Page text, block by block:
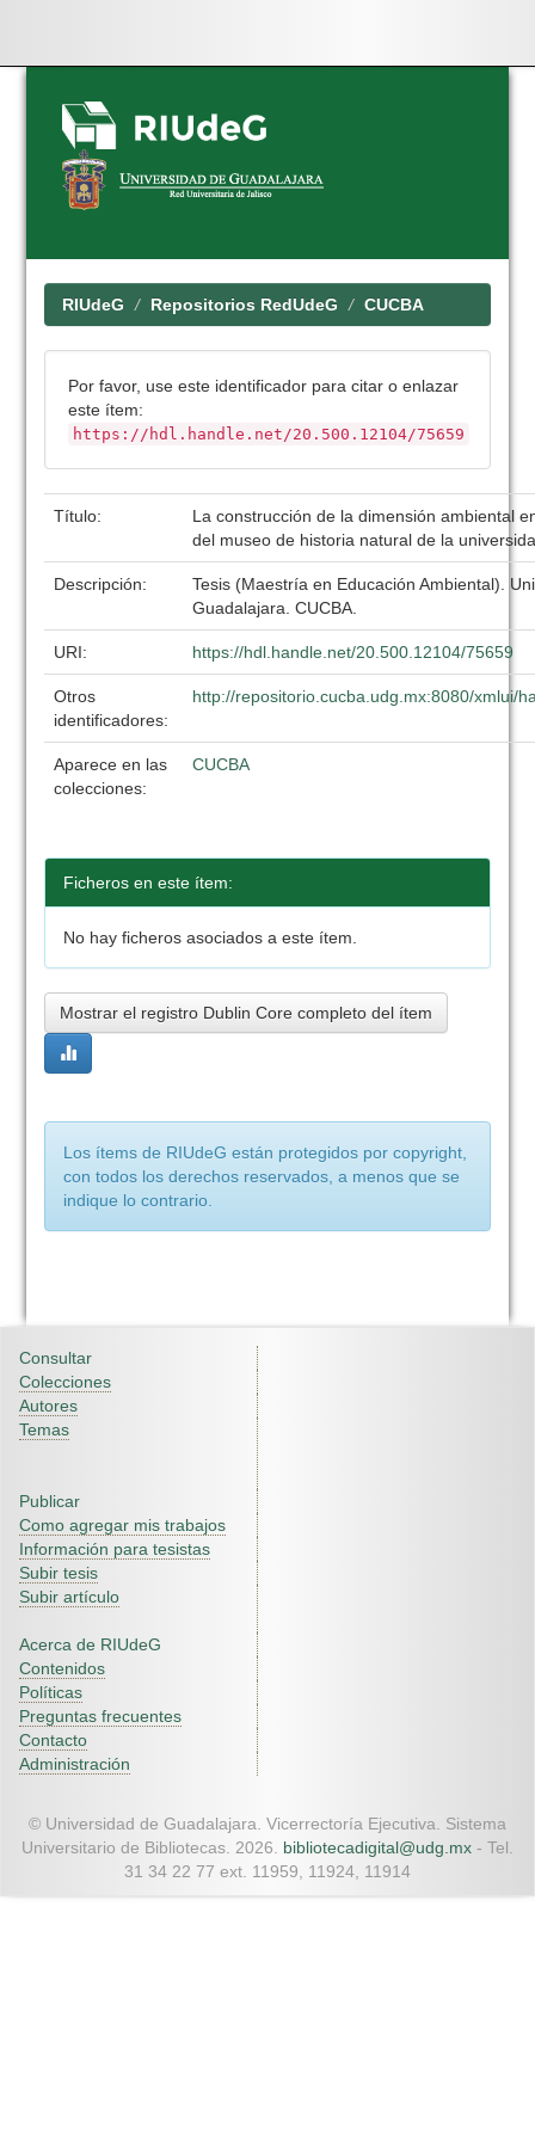
Skip
navigation
RIUdeG Repositorios RedUdeG CUCBA
Por favor, use este identificador para citar o enlazar
este ítem:
https://hdl.handle.net/20.500.12104/75659
Título:
La construcción de la dimensión ambiental
del museo de historia natural de la
Descripción:
Tesis (Maestría en Educación Ambiental).
Guadalajara. CUCBA.
URI: https://hdl.handle.net/20.500.12104/75659
Otros
identificadores:
http://repositorio.cucba.udg.mx:8080/xmlui/
Aparece en las
colecciones:
CUCBA
Ficheros en este ítem:
No hay ficheros asociados a este ítem.
Mostrar el registro Dublin Core completo del ítem
Los ítems de RIUdeG están protegidos por copyright,
con todos los derechos reservados, a menos que se
indique lo contrario.
Consultar
Colecciones
Autores
Temas
Publicar
Como agregar mis trabajos
Información para tesistas
Subir tesis
Subir artículo
Acerca de RIUdeG
Contenidos
Políticas
Preguntas frecuentes
Contacto
Administración
© Universidad de Guadalajara. Vicerrectoría Ejecutiva. Sistema
Universitario de Bibliotecas. 2026. bibliotecadigital@udg.mx - Tel.
31 34 22 77 ext. 11959, 11924, 11914